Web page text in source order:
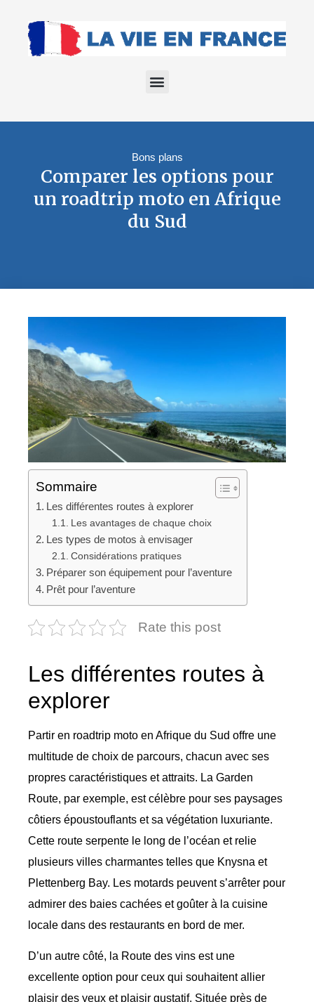
Bons plans
Comparer les options pour
un roadtrip moto en Afrique
du Sud
Sommaire
Les différentes routes à explorer
Les avantages de chaque choix
Les types de motos à envisager
Considérations pratiques
Préparer son équipement pour l’aventure
Prêt pour l’aventure
Rate this post
Les différentes routes à
explorer
Partir en roadtrip moto en Afrique du Sud offre une
multitude de choix de parcours, chacun avec ses
propres caractéristiques et attraits. La Garden
Route, par exemple, est célèbre pour ses paysages
côtiers époustouflants et sa végétation luxuriante.
Cette route serpente le long de l’océan et relie
plusieurs villes charmantes telles que Knysna et
Plettenberg Bay. Les motards peuvent s’arrêter pour
admirer des baies cachées et goûter à la cuisine
locale dans des restaurants en bord de mer.
D’un autre côté, la Route des vins est une
excellente option pour ceux qui souhaitent allier
plaisir des yeux et plaisir gustatif. Située près de